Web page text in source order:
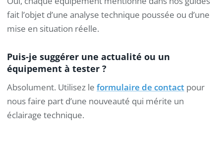
fait l’objet d’une analyse technique poussée ou d’une
mise en situation réelle.
Puis-je suggérer une actualité ou un
équipement à tester ?
Absolument. Utilisez le formulaire de contact pour
nous faire part d’une nouveauté qui mérite un
éclairage technique.